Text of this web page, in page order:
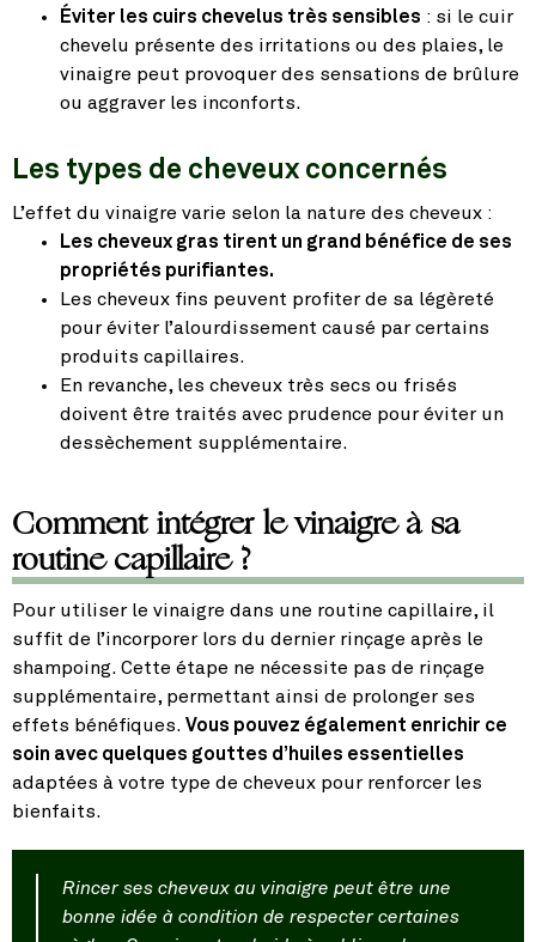
Éviter les cuirs chevelus très sensibles : si le cuir
chevelu présente des irritations ou des plaies, le
vinaigre peut provoquer des sensations de brûlure
ou aggraver les inconforts.
Les types de cheveux concernés
L’effet du vinaigre varie selon la nature des cheveux :
Les cheveux gras tirent un grand bénéfice de ses
propriétés purifiantes.
Les cheveux fins peuvent profiter de sa légèreté
pour éviter l’alourdissement causé par certains
produits capillaires.
En revanche, les cheveux très secs ou frisés
doivent être traités avec prudence pour éviter un
dessèchement supplémentaire.
Comment intégrer le vinaigre à sa
routine capillaire ?
Pour utiliser le vinaigre dans une routine capillaire, il
suffit de l’incorporer lors du dernier rinçage après le
shampoing. Cette étape ne nécessite pas de rinçage
supplémentaire, permettant ainsi de prolonger ses
effets bénéfiques. Vous pouvez également enrichir ce
soin avec quelques gouttes d’huiles essentielles
adaptées à votre type de cheveux pour renforcer les
bienfaits.
Rincer ses cheveux au vinaigre peut être une
bonne idée à condition de respecter certaines